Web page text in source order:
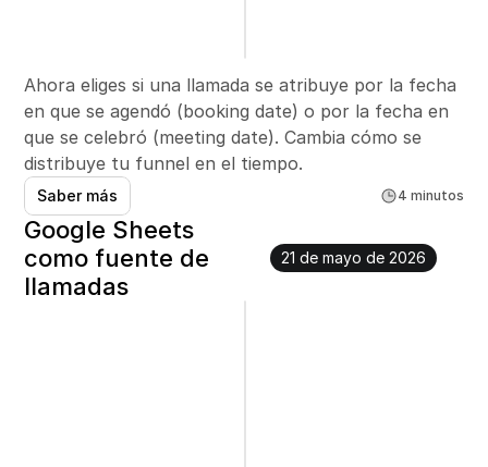
Ahora eliges si una llamada se atribuye por la fecha
en que se agendó (booking date) o por la fecha en
que se celebró (meeting date). Cambia cómo se
distribuye tu funnel en el tiempo.
Saber más 4 minutos
Google Sheets
como fuente de
llamadas
21 de mayo de 2026